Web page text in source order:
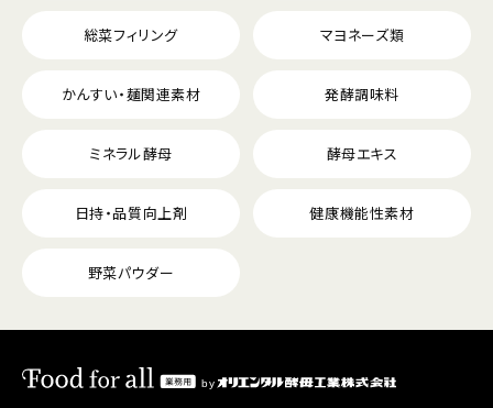
総菜フィリング マヨネーズ類
かんすい・麺関連素材 発酵調味料
ミネラル酵母 酵母エキス
日持・品質向上剤 健康機能性素材
野菜パウダー